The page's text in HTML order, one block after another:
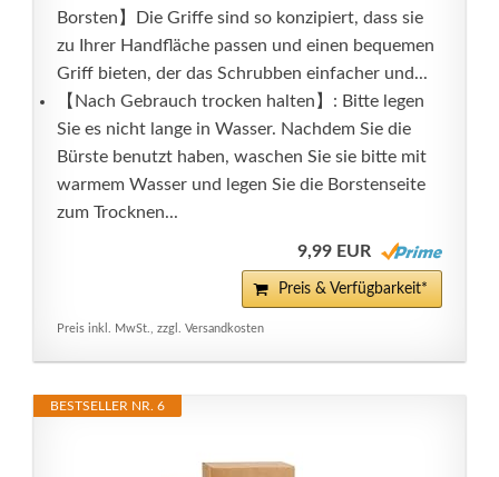
Borsten】Die Griffe sind so konzipiert, dass sie
zu Ihrer Handfläche passen und einen bequemen
Griff bieten, der das Schrubben einfacher und...
【Nach Gebrauch trocken halten】: Bitte legen
Sie es nicht lange in Wasser. Nachdem Sie die
Bürste benutzt haben, waschen Sie sie bitte mit
warmem Wasser und legen Sie die Borstenseite
zum Trocknen...
9,99 EUR
Preis & Verfügbarkeit*
Preis inkl. MwSt., zzgl. Versandkosten
BESTSELLER NR. 6